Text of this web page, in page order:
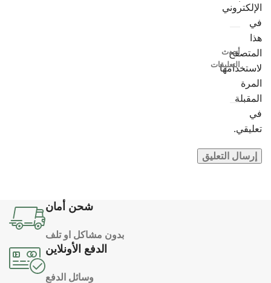
الإلكتروني
في
هذا
المتصفح
لاستخدامها
المرة
المقبلة
في
تعليقي.
أحدث
التعليقات
شحن أمان
بدون مشاكل او تلف
الدفع الأونلاين
وسائل الدفع